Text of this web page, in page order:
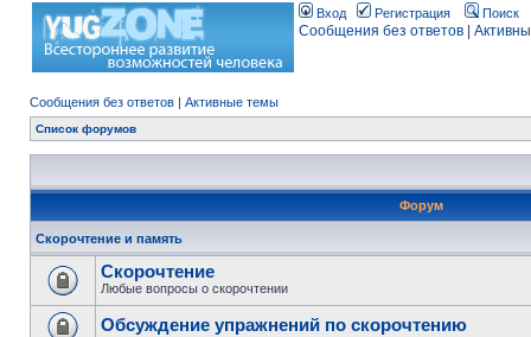
Вход Регистрация Поиск
Сообщения без ответов
Сообщения без ответов | Активные темы
Список форумов
Форум
Скорочтение и память
Скорочтение
Любые вопросы о скорочтении
Обсуждение упражнений по скорочтению